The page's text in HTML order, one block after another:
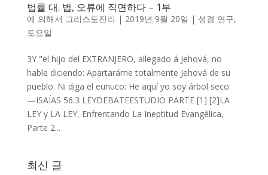
법률 대. 법, 오류에 직면하다 – 1부
에 의해서 그리스도진리 | 2019년 9월 20일 | 성경 연구,
토요일
3Y "el hijo del EXTRANJERO, allegado á Jehová, no
hable diciendo: Apartaráme totalmente Jehová de su
pueblo. Ni diga el eunuco: He aquí yo soy árbol seco.
—ISAÍAS 56:3 LEYDEBATEESTUDIO PARTE [1] [2]LA
LEY y LA LEY, Enfrentando La Ineptitud Evangélica,
Parte 2...
최신 글